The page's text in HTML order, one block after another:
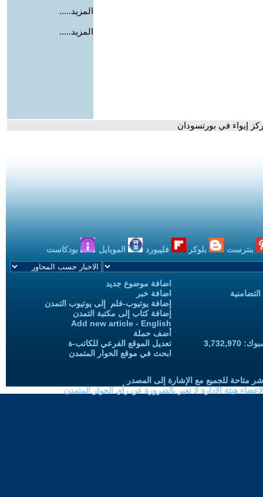
المزيد.....
المزيد.....
إيواء في بورتسودان
بنترست بلوكر فليبورد الموبايل بودكاست
اضافة موضوع جديد
اضافة خبر
إضافة يوتيوب-فلم إلى يوتيوب التمدن
إضافة كتاب إلى مكتبة التمدن
Add new article - English
أضف حملة
تعديل الموقع الفرعي للكاتب-ة
ابحث في موقع الحوار المتمدن
متاحة للجميع مع الإشارة إلى المصدر
هيئة الادارة لا تعبر بالضرورة عن رأي الحوار المتمدن